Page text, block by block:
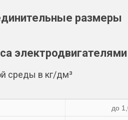
размеры
электродвигателями
среды в кг/дм³
до